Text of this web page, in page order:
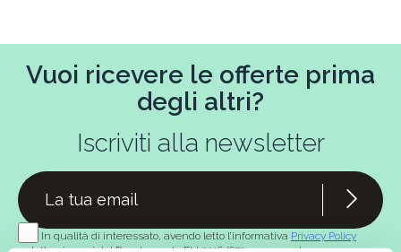
Vuoi ricevere le offerte prima
degli altri?
Iscriviti alla newsletter
In qualità di interessato, avendo letto l’informativa Privacy Policy